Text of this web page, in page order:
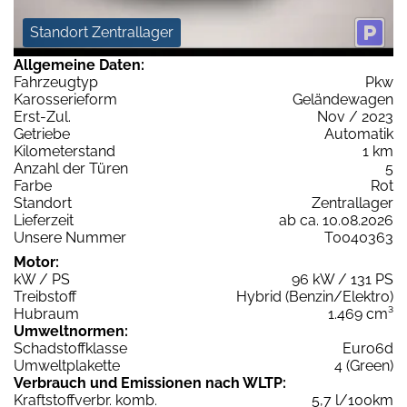
Standort Zentrallager
Allgemeine Daten:
Fahrzeugtyp
Pkw
Karosserieform
Geländewagen
Erst-Zul.
Nov / 2023
Getriebe
Automatik
Kilometerstand
1 km
Anzahl der Türen
5
Farbe
Rot
Standort
Zentrallager
Lieferzeit
ab ca. 10.08.2026
Unsere Nummer
T0040363
Motor:
kW / PS
96 kW / 131 PS
Treibstoff
Hybrid (Benzin/Elektro)
Hubraum
1.469 cm³
Umweltnormen:
Schadstoffklasse
Euro6d
Umweltplakette
4 (Green)
Verbrauch und Emissionen nach WLTP:
Kraftstoffverbr. komb.
5,7 l/100km